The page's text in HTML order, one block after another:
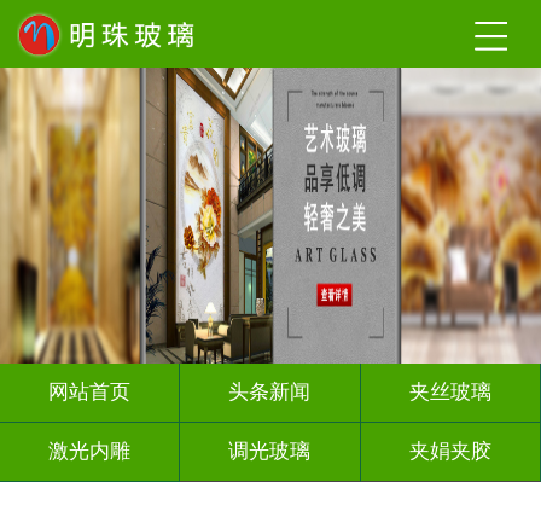
网站首页 头条新闻 夹丝玻璃
激光内雕 调光玻璃 夹娟夹胶